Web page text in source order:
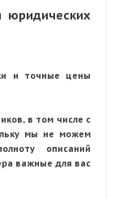
юридических
и точные цены
в том числе с
мы не можем
описаний
важные для вас